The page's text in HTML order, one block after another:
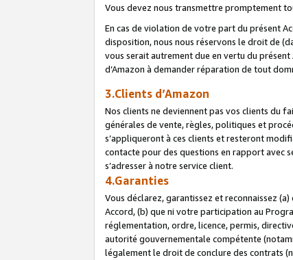
Vous devez nous transmettre promptement
En cas de violation de votre part du présent
disposition, nous nous réservons le droit de
vous serait autrement due en vertu du
d’Amazon à demander réparation de tout
3.Clients d’Amazon
Nos clients ne deviennent pas vos clients du
générales de vente, règles, politiques et
s’appliqueront à ces clients et resteront
contacte pour des questions en rapport avec
s’adresser à notre service client.
4.Garanties
Vous déclarez, garantissez et reconnaissez
Accord, (b) que ni votre participation au
réglementation, ordre, licence, permis,
autorité gouvernementale compétente
légalement le droit de conclure des contrats